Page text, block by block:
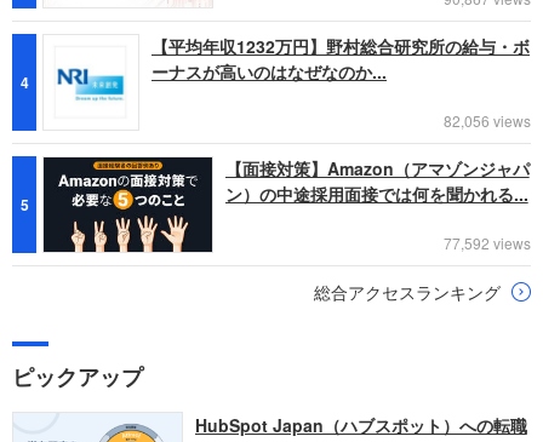
4
【平均年収1232万円】野村総合研究所の給与・ボ
ーナスが高いのはなぜなのか...
82,056 views
5
【面接対策】Amazon（アマゾンジャパ
ン）の中途採用面接では何を聞かれる...
77,592 views
総合アクセスランキング
ピックアップ
HubSpot Japan（ハブスポット）への転職